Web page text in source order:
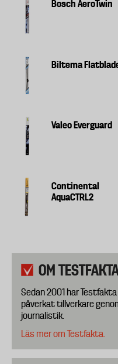
Bosch AeroTwin
Biltema
Valeo Everguard
Continental
AquaCTRL2
OM
Sedan 2001 har
påverkat tillverkare
journalistik.
Läs mer om Testfakta.